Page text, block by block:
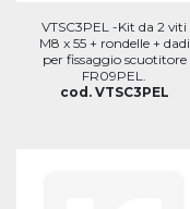
VTSC3PEL -Kit da 2 viti
M8 x 55 + rondelle + dadi
per fissaggio scuotitore
FR09PEL.
cod. VTSC3PEL